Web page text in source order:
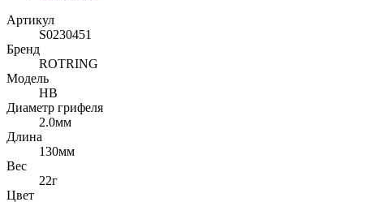
Артикул
S0230451
Бренд
ROTRING
Модель
HB
Диаметр грифеля
2.0мм
Длина
130мм
Вес
22г
Цвет